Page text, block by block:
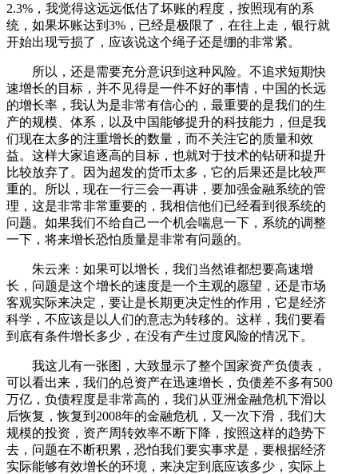
2.3%，我觉得这远远低估了坏账的程度，按照现有的系
统，如果坏账达到3%，已经是极限了，在往上走，银行就
开始出现亏损了，应该说这个绳子还是绷的非常紧。
所以，还是需要充分意识到这种风险。不追求短期快
速增长的目标，并不见得是一件不好的事情，中国的长远
的增长率，我认为是非常有信心的，最重要的是我们的生
产的规模、体系，以及中国能够提升的科技能力，但是我
们现在太多的注重增长的数量，而不关注它的质量和效
益。这样大家追逐高的目标，也就对于技术的钻研和提升
比较放弃了。因为超发的货币太多，它的后果还是比较严
重的。所以，现在一行三会一再讲，要加强金融系统的管
理，这是非常非常重要的，我相信他们已经看到很系统的
问题。如果我们不给自己一个机会喘息一下，系统的调整
一下，将来增长恐怕质量是非常有问题的。
朱云来：如果可以增长，我们当然谁都想要高速增
长，问题是这个增长的速度是一个主观的愿望，还是市场
客观实际来决定，要让是长期更决定性的作用，它是经济
科学，不应该是以人们的意志为转移的。这样，我们要看
到底有条件增长多少，在没有产生过度风险的情况下。
我这儿有一张图，大致显示了整个国家资产负债表，
可以看出来，我们的总资产在迅速增长，负债差不多有500
万亿，负债程度是非常高的，我们从亚洲金融危机下滑以
后恢复，恢复到2008年的金融危机，又一次下滑，我们大
规模的投资，资产周转效率不断下降，按照这样的趋势下
去，问题在不断积累，恐怕我们要实事求是，要根据经济
实际能够有效增长的环境，来决定到底应该多少，实际上